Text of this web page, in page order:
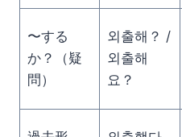
〜する
か？（疑
問）
외출해？ /
외출해
요？